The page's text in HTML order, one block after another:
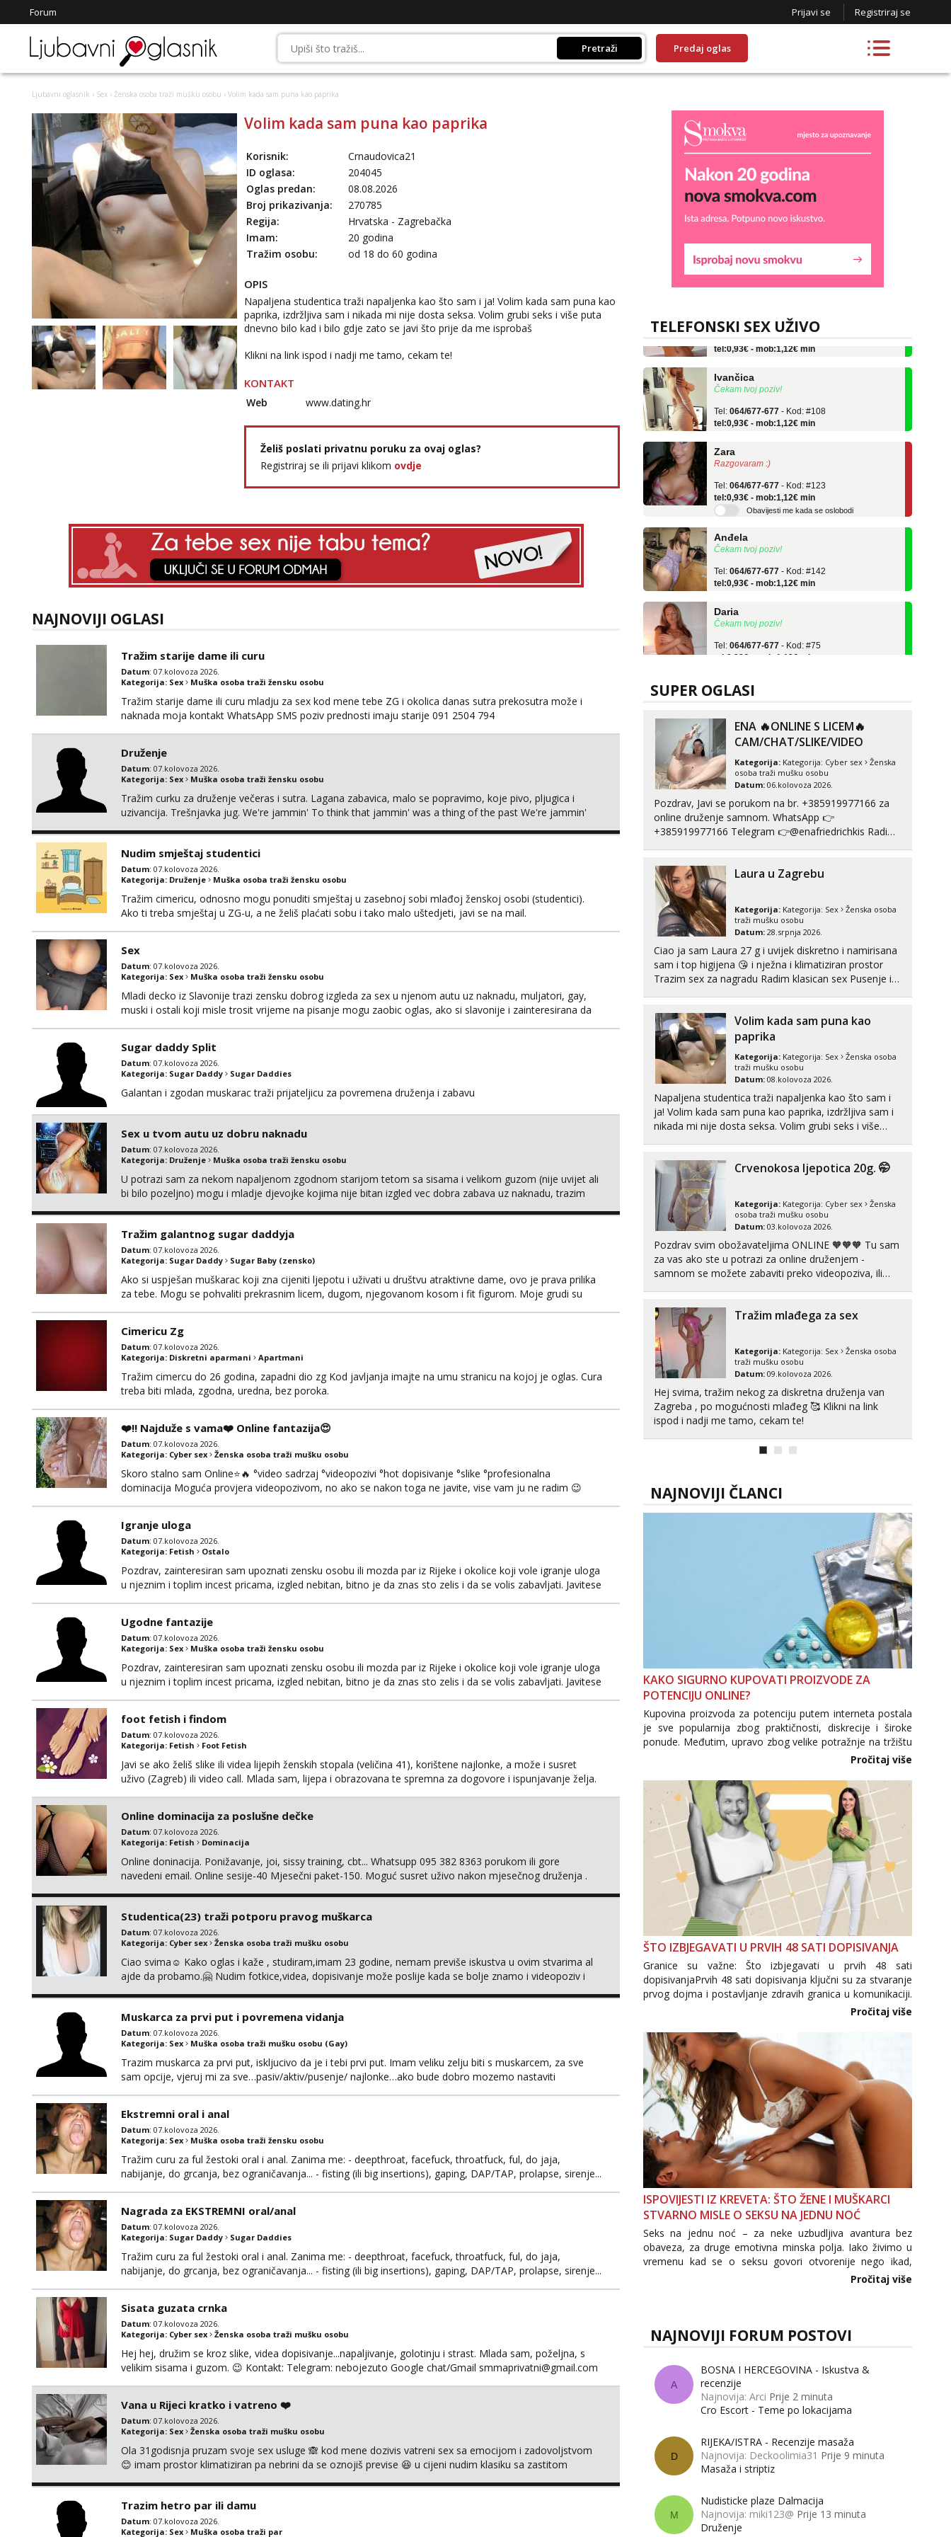
Forum Prijavi se Registriraj se
Pretraži Predaj oglas
Ljubavni oglasnik › Sex › Ženska osoba traži mušku osobu › Volim kada sam puna kao paprika
Volim kada sam puna kao paprika
Korisnik:
Crnaudovica21
ID oglasa:
204045
Oglas predan:
08.08.2026
Broj prikazivanja:
270785
Regija:
Hrvatska - Zagrebačka
Imam:
20 godina
Tražim osobu:
od 18 do 60 godina
OPIS
Napaljena studentica traži napaljenka kao što sam i ja! Volim kada sam puna kao
paprika, izdržljiva sam i nikada mi nije dosta seksa. Volim grubi seks i više puta
dnevno bilo kad i bilo gdje zato se javi što prije da me isprobaš
Klikni na link ispod i nadji me tamo, cekam te!
KONTAKT
Web www.dating.hr
Želiš poslati privatnu poruku za ovaj oglas?
Registriraj se ili prijavi klikom ovdje
NAJNOVIJI OGLASI
Tražim starije dame ili curu
Datum: 07.kolovoza 2026.
Kategorija: Sex Muška osoba traži žensku osobu
Tražim starije dame ili curu mladju za sex kod mene tebe ZG i okolica danas sutra prekosutra može i
naknada moja kontakt WhatsApp SMS poziv prednosti imaju starije 091 2504 794
Druženje
Datum: 07.kolovoza 2026.
Kategorija: Sex Muška osoba traži žensku osobu
Tražim curku za druženje večeras i sutra. Lagana zabavica, malo se popravimo, koje pivo, pljugica i
uzivancija. Trešnjavka jug. We're jammin' To think that jammin' was a thing of the past We're jammin'
Nudim smještaj studentici
Datum: 07.kolovoza 2026.
Kategorija: Druženje Muška osoba traži žensku osobu
Tražim cimericu, odnosno mogu ponuditi smještaj u zasebnoj sobi mlađoj ženskoj osobi (studentici).
Ako ti treba smještaj u ZG-u, a ne želiš plaćati sobu i tako malo uštedjeti, javi se na mail.
Sex
Datum: 07.kolovoza 2026.
Kategorija: Sex Muška osoba traži žensku osobu
Mladi decko iz Slavonije trazi zensku dobrog izgleda za sex u njenom autu uz naknadu, muljatori, gay,
muski i ostali koji misle trosit vrijeme na pisanje mogu zaobic oglas, ako si slavonije i zainteresirana da
Sugar daddy Split
Datum: 07.kolovoza 2026.
Kategorija: Sugar Daddy Sugar Daddies
Galantan i zgodan muskarac traži prijateljicu za povremena druženja i zabavu
Sex u tvom autu uz dobru naknadu
Datum: 07.kolovoza 2026.
Kategorija: Druženje Muška osoba traži žensku osobu
U potrazi sam za nekom napaljenom zgodnom starijom tetom sa sisama i velikom guzom (nije uvijet ali
bi bilo pozeljno) mogu i mladje djevojke kojima nije bitan izgled vec dobra zabava uz naknadu, trazim
Tražim galantnog sugar daddyja
Datum: 07.kolovoza 2026.
Kategorija: Sugar Daddy Sugar Baby (zensko)
Ako si uspješan muškarac koji zna cijeniti ljepotu i uživati u društvu atraktivne dame, ovo je prava prilika
za tebe. Mogu se pohvaliti prekrasnim licem, dugom, njegovanom kosom i fit figurom. Moje grudi su
Cimericu Zg
Datum: 07.kolovoza 2026.
Kategorija: Diskretni aparmani Apartmani
Tražim cimercu do 26 godina, zapadni dio zg Kod javljanja imajte na umu stranicu na kojoj je oglas. Cura
treba biti mlada, zgodna, uredna, bez poroka.
❤️‼️ Najduže s vama❤️ Online fantazija😍
Datum: 07.kolovoza 2026.
Kategorija: Cyber sex Ženska osoba traži mušku osobu
Skoro stalno sam Online⭐🔥 °video sadrzaj °videopozivi °hot dopisivanje °slike °profesionalna
dominacija Moguća provjera videopozivom, no ako se nakon toga ne javite, vise vam ju ne radim 😉
Igranje uloga
Datum: 07.kolovoza 2026.
Kategorija: Fetish Ostalo
Pozdrav, zainteresiran sam upoznati zensku osobu ili mozda par iz Rijeke i okolice koji vole igranje uloga
u njeznim i toplim incest pricama, izgled nebitan, bitno je da znas sto zelis i da se volis zabavljati. Javitese
Ugodne fantazije
Datum: 07.kolovoza 2026.
Kategorija: Sex Muška osoba traži žensku osobu
Pozdrav, zainteresiran sam upoznati zensku osobu ili mozda par iz Rijeke i okolice koji vole igranje uloga
u njeznim i toplim incest pricama, izgled nebitan, bitno je da znas sto zelis i da se volis zabavljati. Javitese
foot fetish i findom
Datum: 07.kolovoza 2026.
Kategorija: Fetish Foot Fetish
Javi se ako želiš slike ili videa lijepih ženskih stopala (veličina 41), korištene najlonke, a može i susret
uživo (Zagreb) ili video call. Mlada sam, lijepa i obrazovana te spremna za dogovore i ispunjavanje želja.
Online dominacija za poslušne dečke
Datum: 07.kolovoza 2026.
Kategorija: Fetish Dominacija
Online doninacija. Ponižavanje, joi, sissy training, cbt... Whatsupp 095 382 8363 porukom ili gore
navedeni email. Online sesije-40 Mjesečni paket-150. Moguć susret uživo nakon mjesečnog druženja .
Studentica(23) traži potporu pravog muškarca
Datum: 07.kolovoza 2026.
Kategorija: Cyber sex Ženska osoba traži mušku osobu
Ciao svima☺️ Kako oglas i kaže , studiram,imam 23 godine, nemam previše iskustva u ovim stvarima al
ajde da probamo.🤗 Nudim fotkice,videa, dopisivanje može poslije kada se bolje znamo i videopoziv i
Muskarca za prvi put i povremena vidanja
Datum: 07.kolovoza 2026.
Kategorija: Sex Muška osoba traži mušku osobu (Gay)
Trazim muskarca za prvi put, iskljucivo da je i tebi prvi put. Imam veliku zelju biti s muskarcem, za sve
sam opcije, vjeruj mi za sve…pasiv/aktiv/pusenje/ najlonke…ako bude dobro mozemo nastaviti
kontinentalna...
Ekstremni oral i anal
Datum: 07.kolovoza 2026.
Kategorija: Sex Muška osoba traži žensku osobu
Tražim curu za ful žestoki oral i anal. Zanima me: - deepthroat, facefuck, throatfuck, ful, do jaja,
nabijanje, do grcanja, bez ograničavanja... - fisting (ili big insertions), gaping, DAP/TAP, prolapse, sirenje...
Nagrada za EKSTREMNI oral/anal
Datum: 07.kolovoza 2026.
Kategorija: Sugar Daddy Sugar Daddies
Tražim curu za ful žestoki oral i anal. Zanima me: - deepthroat, facefuck, throatfuck, ful, do jaja,
nabijanje, do grcanja, bez ograničavanja... - fisting (ili big insertions), gaping, DAP/TAP, prolapse, sirenje...
Sisata guzata crnka
Datum: 07.kolovoza 2026.
Kategorija: Cyber sex Ženska osoba traži mušku osobu
Hej hej, družim se kroz slike, videa dopisivanje...napaljivanje, golotinju i strast. Mlada sam, poželjna, s
velikim sisama i guzom. 😉 Kontakt: Telegram: nebojezuto Google chat/Gmail smmaprivatni@gmail.com
Vana u Rijeci kratko i vatreno ❤️
Datum: 07.kolovoza 2026.
Kategorija: Sex Ženska osoba traži mušku osobu
Ola 31godisnja pruzam svoje sex usluge 🙈 kod mene dozivis vatreni sex sa emocijom i zadovoljstvom
😊 imam prostor klimatiziran pa nebrini da se oznojiš previse 😆 u cijeni nudim klasiku sa zastitom
Trazim hetro par ili damu
Datum: 07.kolovoza 2026.
Kategorija: Sex Muška osoba traži par
TELEFONSKI SEX UŽIVO
Daria
Tel:064/677-677 - Kod: #75
tel:0,93€ - mob:1,12€ min
Čekam tvoj poziv!
tel:0,93€ - mob:1,12€ min
Razgovaram :)
tel:0,93€ - mob:1,12€ min
Obavijesti me kada se oslobodi
Čekam tvoj poziv!
tel:0,93€ - mob:1,12€ min
Čekam tvoj poziv!
tel:0,93€ - mob:1,12€ min
Čekam tvoj poziv!
tel:0,93€ - mob:1,12€ min
Zara
Razgovaram :)
Tel: 064/677-677 - Kod: #123
tel:0,93€ - mob:1,12€ min
Obavijesti me kada se oslobodi
Anđela
Tel:
tel:0,93€ - mob:1,12€ min
SUPER OGLASI
ENA 🔥ONLINE S LICEM🔥
CAM/CHAT/SLIKE/VIDEO
Kategorija: Kategorija: Cyber sex
Ženska
osoba traži mušku osobu
Datum: 06.kolovoza 2026.
Pozdrav, Javi se porukom na br. +385919977166 za
online druženje samnom. WhatsApp 👉
+385919977166 Telegram 👉@enafriedrichkis Radim
štikle, samostojeće itd. Nudim svakakva videa seksa,
puš...
Laura u Zagrebu
Kategorija: Kategorija: Sex
Ženska osoba
traži mušku osobu
Datum: 28.srpnja 2026.
Ciao ja sam Laura 27 g i uvijek diskretno i namirisana
sam i top higijena 😘 i nježna i klimatiziran prostor
Trazim sex za nagradu Radim klasican sex Pusenje i
neljubim se Wha...Volim kada sam puna kao
paprika
Kategorija: Kategorija: Sex
Ženska osoba
traži mušku osobu
Datum: 08.kolovoza 2026.
Napaljena studentica traži napaljenka kao što sam i
ja! Volim kada sam puna kao paprika, izdržljiva sam i
nikada mi nije dosta seksa. Volim grubi seks i više
cekam te!
Crvenokosa ljepotica 20g. 🤭
Kategorija: Kategorija: Cyber sex
Ženska
osoba traži mušku osobu
Datum: 03.kolovoza 2026.
Pozdrav svim obožavateljima ONLINE 🧡🧡🧡 Tu sam
za vas ako ste u potrazi za online druženjem -
samnom se možete zabaviti preko videopoziva, ili
tipkanja uz slike i hot line pozive. Za vas sam
pripremila ...
Tražim mlađega za sex
Kategorija: Kategorija: Sex
Ženska osoba
traži mušku osobu
Datum: 09.kolovoza 2026.
Hej svima, tražim nekog za diskretna druženja van
Zagreba , po mogućnosti mlađeg 🥰 Klikni na link
ispod i nadji me tamo, cekam te!
NAJNOVIJI ČLANCI
KAKO SIGURNO KUPOVATI PROIZVODE ZA
POTENCIJU ONLINE?
Kupovina proizvoda za potenciju putem interneta postala
je sve popularnija zbog praktičnosti, diskrecije i široke
ponude. Međutim, upravo zbog velike potražnje na tržištu
se pojavljuju i brojni krivotvoreni proizvodi, nepouzdane
internetske trgovine te proizvodi nepoznatog podrijetla. ...
Pročitaj više
ŠTO IZBJEGAVATI U PRVIH 48 SATI DOPISIVANJA
Granice su važne: Što izbjegavati u prvih 48 sati
dopisivanjaPrvih 48 sati dopisivanja ključni su za stvaranje
prvog dojma i postavljanje zdravih granica u komunikaciji.
Važno je izbjeći prebrzo otkrivanje osobnih ili intimnih
informacija, jer nepoznata osoba još nije zaslužila to
povjerenje. Takođe...
Pročitaj više
ISPOVIJESTI IZ KREVETA: ŠTO ŽENE I MUŠKARCI
STVARNO MISLE O SEKSU NA JEDNU NOĆ
Seks na jednu noć – za neke uzbudljiva avantura bez
obaveza, za druge emotivna minska polja. Iako živimo u
vremenu kad se o seksu govori otvorenije nego ikad,
tema „jedne noći strasti“ i dalje izaziva burne rasprave. Što
Pročitaj više
NAJNOVIJI FORUM POSTOVI
A
BOSNA I HERCEGOVINA - Iskustva &
recenzije
Najnovija: Arci Prije 2 minuta
Cro Escort - Teme po lokacijama
D
RIJEKA/ISTRA - Recenzije masaža
Najnovija: Deckoolimia31 Prije 9 minuta
Masaža i striptiz
M
Nudisticke plaze Dalmacija
Najnovija: miki123@ Prije 13 minuta
Druženje